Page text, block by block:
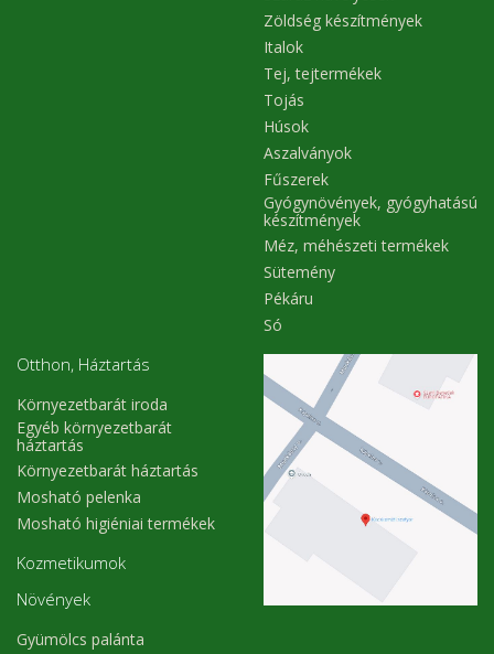
Zöldség készítmények
Italok
Tej, tejtermékek
Tojás
Húsok
Aszalványok
Fűszerek
Gyógynövények, gyógyhatású
készítmények
Méz, méhészeti termékek
Sütemény
Pékáru
Só
Otthon, Háztartás
Környezetbarát iroda
Egyéb környezetbarát
háztartás
Környezetbarát háztartás
Mosható pelenka
Mosható higiéniai termékek
Kozmetikumok
Növények
Gyümölcs palánta